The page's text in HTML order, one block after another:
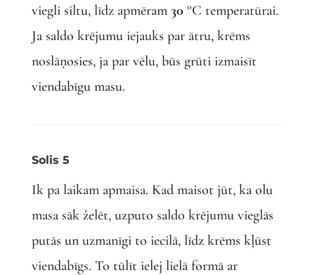
viegli siltu, līdz apmēram 30 °C temperatūrai.
Ja saldo krējumu iejauks par ātru, krēms
noslāņosies, ja par vēlu, būs grūti izmaisīt
viendabīgu masu.
Solis 5
Ik pa laikam apmaisa. Kad maisot jūt, ka olu
masa sāk želēt, uzputo saldo krējumu vieglās
putās un uzmanīgi to iecilā, līdz krēms kļūst
viendabīgs. To tūlīt ielej lielā formā ar